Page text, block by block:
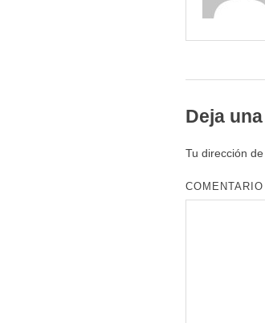
Deja
Tu dirección